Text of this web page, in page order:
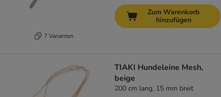
7 Varianten
Zum Warenkorb
hinzufügen
TIAKI Hundeleine Mesh,
beige
200 cm lang, 15 mm breit